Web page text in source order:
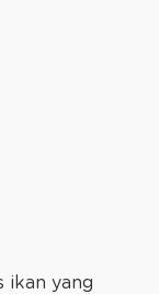
ikan yang